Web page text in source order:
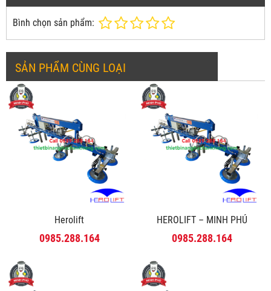
Bình chọn sản phẩm:
SẢN PHẨM CÙNG LOẠI
Herolift
0985.288.164
HEROLIFT – MINH PHÚ
0985.288.164